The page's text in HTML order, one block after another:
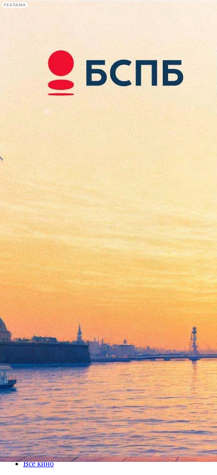
РЕКЛАМА
Сегодня:
2026.08.09
12:16
Афиша Plus
Прогулку канатоходца над
Нью-Йорком покажут в 3D
15 октября 2015, четверг-28 октября 2015, среда
Версия для печати
Все кино